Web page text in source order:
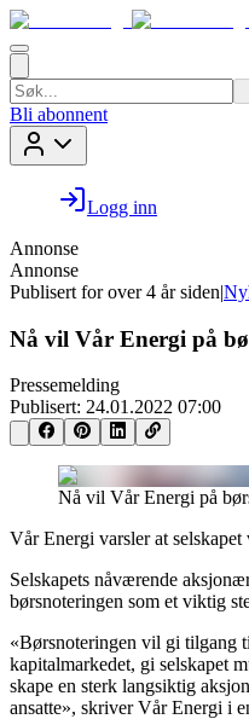
Bli abonnent
Logg inn
Annonse
Annonse
Publisert for over 4 år siden|
Nå vil Vår Energi på
Pressemelding
Publisert: 24.01.2022 07:00
Nå vil Vår Energi på
Vår Energi varsler at
Selskapets nåværende
børsnoteringen som et viktig
«Børsnoteringen vil gi tilgang
kapitalmarkedet, gi selskapet
skape en sterk langsiktig
ansatte», skriver Vår Energi i